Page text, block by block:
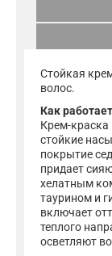
Стойкая
волос.
Как
Крем-краска
стойкие
покрытие
придает
хелатным
таурином и
включает
теплого
осветляют